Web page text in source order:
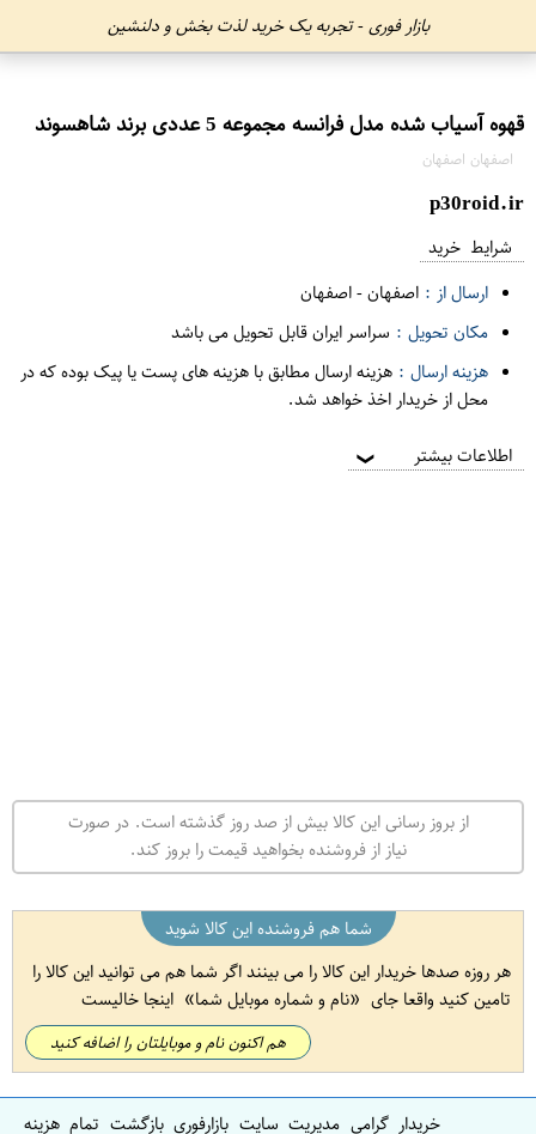
بازار فوری - تجربه یک خرید لذت بخش و دلنشین
قهوه آسیاب شده مدل فرانسه مجموعه 5 عددی برند شاهسوند
اصفهان اصفهان
p30roid.ir
شرایط خرید
ارسال از : اصفهان-اصفهان
مکان تحویل : سراسر ایران قابل تحویل می باشد
هزینه ارسال : هزینه ارسال مطابق با هزینه های پست یا پیک بوده که در
محل از خریدار اخذ خواهد شد.
اطلاعات بیشتر ❯
از بروز رسانی این کالا بیش از صد روز گذشته است. در صورت
نیاز از فروشنده بخواهید قیمت را بروز کند.
شما هم فروشنده این کالا شوید
هر روزه صدها خریدار این کالا را می بینند اگر شما هم می توانید این کالا را
تامین کنید واقعا جای
نام و شماره موبایل شما اینجا خالیست
هم اکنون نام و موبایلتان را اضافه کنید
خریدار گرامی مدیریت سایت بازارفوری بازگشت تمام هزینه